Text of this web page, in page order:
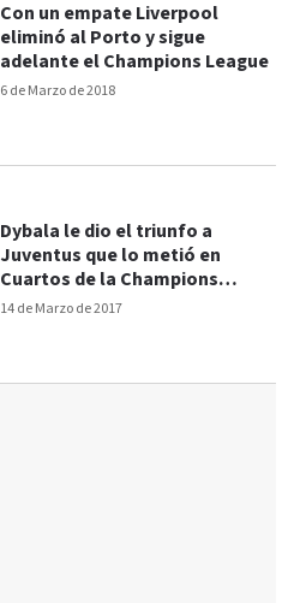
6 de Marzo de 2018
Con un empate Liverpool
eliminó al Porto y sigue
adelante el Champions League
14 de Marzo de 2017
Dybala le dio el triunfo a
Juventus que lo metió en
Cuartos de la Champions
League